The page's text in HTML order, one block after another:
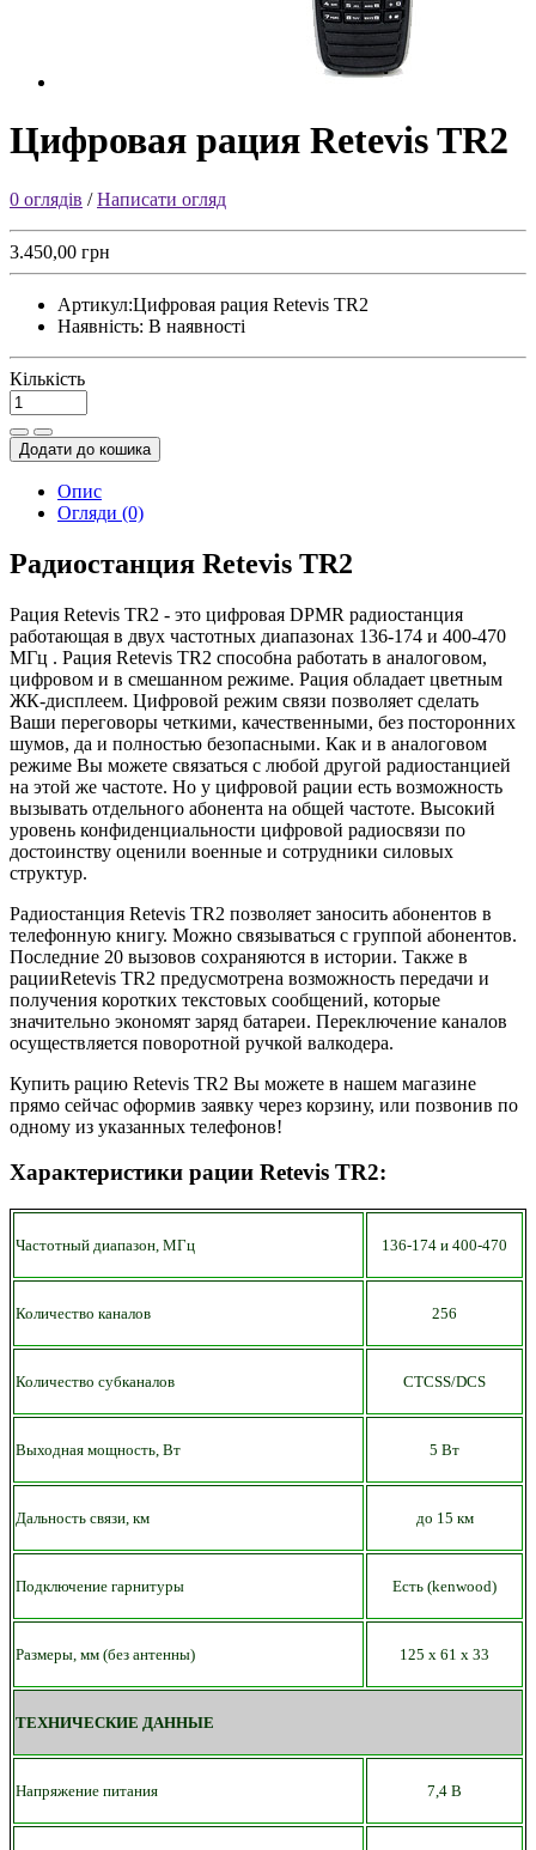
Цифровая рация Retevis TR2
0 оглядів /Написати огляд
3.450,00 грн
Артикул:Цифровая рация Retevis TR2
Наявність: В наявності
Кількість
Додати до кошика
Опис
Огляди (0)
Радиостанция Retevis TR2
Рация Retevis TR2 - это цифровая DPMR радиостанция
работающая в двух частотных диапазонах 136-174 и 400-470
МГц . Рация Retevis TR2 способна работать в аналоговом,
цифровом и в смешанном режиме. Рация обладает цветным
ЖК-дисплеем. Цифровой режим связи позволяет сделать
Ваши переговоры четкими, качественными, без посторонних
шумов, да и полностью безопасными. Как и в аналоговом
режиме Вы можете связаться с любой другой радиостанцией
на этой же частоте. Но у цифровой рации есть возможность
вызывать отдельного абонента на общей частоте. Высокий
уровень конфиденциальности цифровой радиосвязи по
достоинству оценили военные и сотрудники силовых
структур.
Радиостанция Retevis TR2 позволяет заносить абонентов в
телефонную книгу. Можно связываться с группой абонентов.
Последние 20 вызовов сохраняются в истории. Также в
рацииRetevis TR2 предусмотрена возможность передачи и
получения коротких текстовых сообщений, которые
значительно экономят заряд батареи. Переключение каналов
осуществляется поворотной ручкой валкодера.
Купить рацию Retevis TR2 Вы можете в нашем магазине
прямо сейчас оформив заявку через корзину, или позвонив по
одному из указанных телефонов!
Характеристики рации Retevis TR2:
Частотный диапазон, МГц 136-174 и 400-470
Количество каналов 256
Количество субканалов CTCSS/DCS
Выходная мощность, Вт 5 Вт
Дальность связи, км до 15 км
Подключение гарнитуры Есть (kenwood)
Размеры, мм (без антенны) 125 х 61 х 33
ТЕХНИЧЕСКИЕ ДАННЫЕ
Напряжение питания 7,4 В